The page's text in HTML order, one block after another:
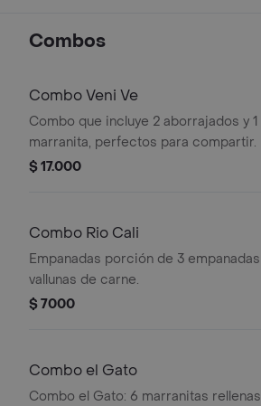
Combos
Combo Veni Ve
Combo que incluye 2 aborrajados y 1
marranita, perfectos para compartir.
$ 17.000
Combo Rio Cali
Empanadas porción de 3 empanadas
vallunas de carne.
$ 7000
Combo el Gato
Combo el Gato: 6 marranitas rellenas